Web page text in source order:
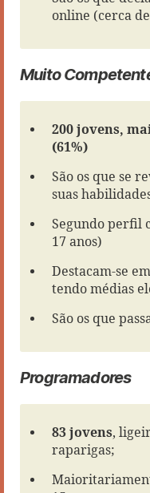
online (cerca
Muito
200 jovens,
(61%)
São os que se
suas
Segundo perfil
17 anos)
Destacam-se
tendo médias
São os que
Programadores
83 jovens,
raparigas;